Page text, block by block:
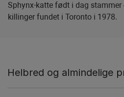
Sphynx-katte født i dag
killinger fundet i Toronto i 1978.
Helbred og almindelige